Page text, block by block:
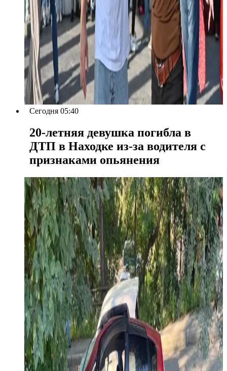
Сегодня 05:40
20-летняя девушка погибла в
ДТП в Находке из-за водителя с
признаками опьянения